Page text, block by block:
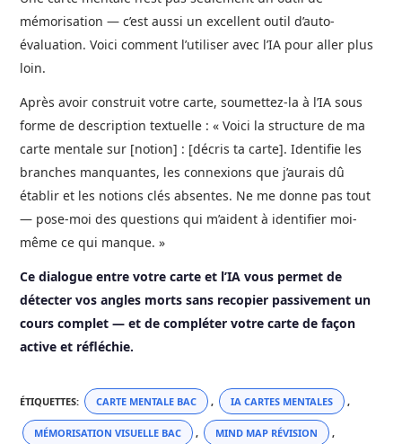
mémorisation — c’est aussi un excellent outil d’auto-
évaluation. Voici comment l’utiliser avec l’IA pour aller plus
loin.
Après avoir construit votre carte, soumettez-la à l’IA sous
forme de description textuelle : « Voici la structure de ma
carte mentale sur [notion] : [décris ta carte]. Identifie les
branches manquantes, les connexions que j’aurais dû
établir et les notions clés absentes. Ne me donne pas tout
— pose-moi des questions qui m’aident à identifier moi-
même ce qui manque. »
Ce dialogue entre votre carte et l’IA vous permet de
détecter vos angles morts sans recopier passivement un
cours complet — et de compléter votre carte de façon
active et réfléchie.
ÉTIQUETTES: CARTE MENTALE BAC , IA CARTES MENTALES ,
MÉMORISATION VISUELLE BAC , MIND MAP RÉVISION ,